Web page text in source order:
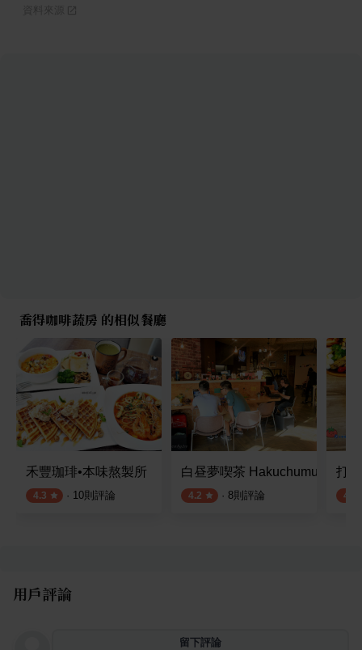
喬得咖啡蔬房 的相似餐廳
禾豐珈琲•本味熬製所
4.3 · 10則評論
白昼夢喫茶 Hakuchumu Kissa
4.2 · 8則評論
打
4.2
用戶評論
留下評論